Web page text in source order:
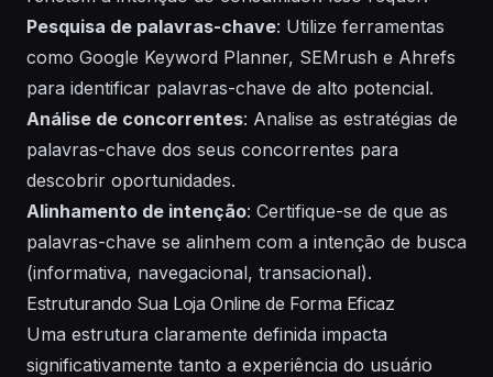
Pesquisa de palavras-chave: Utilize ferramentas
como Google Keyword Planner, SEMrush e Ahrefs
para identificar palavras-chave de alto potencial.
Análise de concorrentes: Analise as estratégias de
palavras-chave dos seus concorrentes para
descobrir oportunidades.
Alinhamento de intenção: Certifique-se de que as
palavras-chave se alinhem com a intenção de busca
(informativa, navegacional, transacional).
Estruturando Sua Loja Online de Forma Eficaz
Uma estrutura claramente definida impacta
significativamente tanto a experiência do usuário